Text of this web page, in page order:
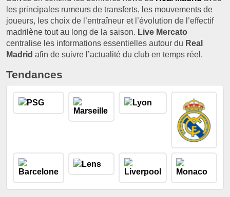
les principales rumeurs de transferts, les mouvements de
joueurs, les choix de l’entraîneur et l’évolution de l’effectif
madrilène tout au long de la saison. Live Mercato
centralise les informations essentielles autour du Real
Madrid afin de suivre l’actualité du club en temps réel.
Tendances